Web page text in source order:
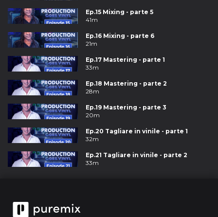
Ep.15 Mixing - parte 5
41m
Ep.16 Mixing - parte 6
21m
Ep.17 Mastering - parte 1
33m
Ep.18 Mastering - parte 2
28m
Ep.19 Mastering - parte 3
20m
Ep.20 Tagliare in vinile - parte 1
32m
Ep.21 Tagliare in vinile - parte 2
33m